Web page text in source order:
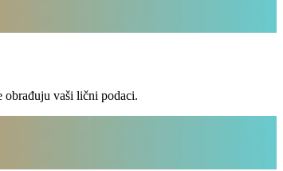
obrađuju vaši lični podaci.